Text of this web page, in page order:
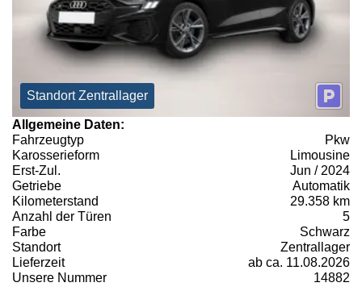
Standort Zentrallager
Allgemeine Daten:
Fahrzeugtyp
Pkw
Karosserieform
Limousine
Erst-Zul.
Jun / 2024
Getriebe
Automatik
Kilometerstand
29.358 km
Anzahl der Türen
5
Farbe
Schwarz
Standort
Zentrallager
Lieferzeit
ab ca. 11.08.2026
Unsere Nummer
14882